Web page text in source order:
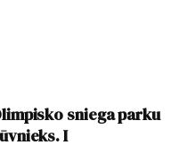
sniega parku
I